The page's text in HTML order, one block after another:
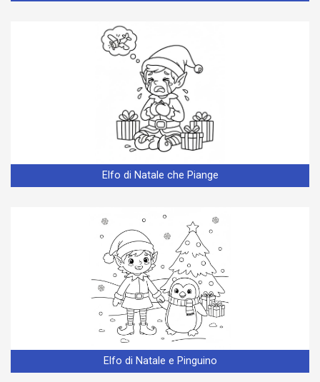
Elfo di Natale che Piange
Elfo di Natale e Pinguino